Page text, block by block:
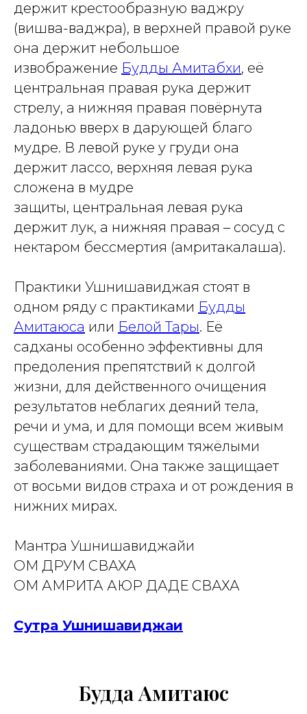
держит крестообразную ваджру
(вишва-ваджра), в верхней правой руке
она держит небольшое
извображение Будды Амитабхи, её
центральная правая рука держит
стрелу, а нижняя правая повёрнута
ладонью вверх в дарующей благо
мудре. В левой руке у груди она
держит лассо, верхняя левая рука
сложена в мудре
защиты, центральная левая рука
держит лук, а нижняя правая – сосуд с
нектаром бессмертия (амритакалаша).
Практики Ушнишавиджая стоят в
одном ряду с практиками Будды
Амитаюса или Белой Тары. Её
садханы особенно эффективны для
предоления препятствий к долгой
жизни, для действенного очищения
результатов неблагих деяний тела,
речи и ума, и для помощи всем живым
существам страдающим тяжёлыми
заболеваниями. Она также защищает
от восьми видов страха и от рождения в
нижних мирах.
Мантра Ушнишавиджайи
ОМ ДРУМ СВАХА
ОМ АМРИТА АЮР ДАДЕ СВАХА
Сутра Ушнишавиджаи
Будда Амитаюс